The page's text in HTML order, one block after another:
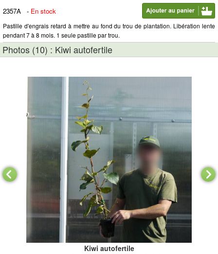
2357A
- En stock
Pastille d'engrais retard à mettre au fond du trou de plantation. Libération lente
pendant 7 à 8 mois. 1 seule pastille par trou.
Photos (10) : Kiwi autofertile
Kiwi autofertile